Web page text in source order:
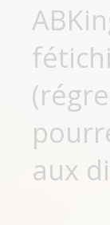
aux